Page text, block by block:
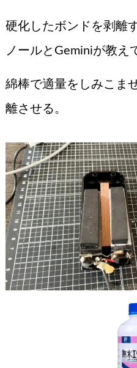
硬化したボンドを剥離
ノールとGeminiが教え
綿棒で適量をしみこま
離させる。